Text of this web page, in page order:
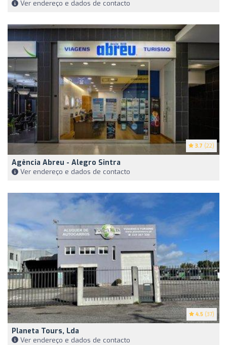
Ver endereço e dados de contacto
3.7 (22)
Agência Abreu - Alegro Sintra
Ver endereço e dados de contacto
4.5 (37)
Planeta Tours, Lda
Ver endereço e dados de contacto